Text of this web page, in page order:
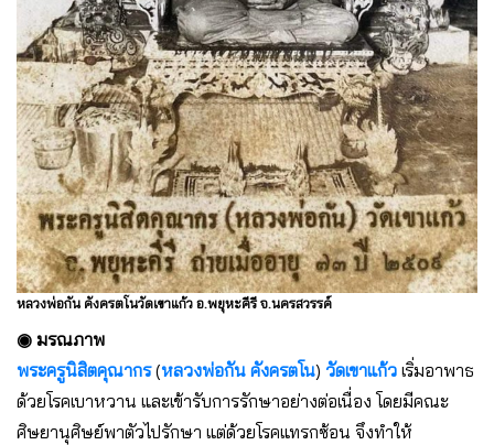
หลวงพ่อกัน คังครตโนวัดเขาแก้ว อ.พยุหะคีรี จ.นครสวรรค์
◉ มรณภาพ
พระครูนิสิตคุณากร(หลวงพ่อกัน คังครตโน) วัดเขาแก้ว เริ่มอาพาธ
ด้วยโรคเบาหวาน และเข้ารับการรักษาอย่างต่อเนื่อง โดยมีคณะ
ศิษยานุศิษย์พาตัวไปรักษา แต่ด้วยโรคแทรกซ้อน จึงทำให้